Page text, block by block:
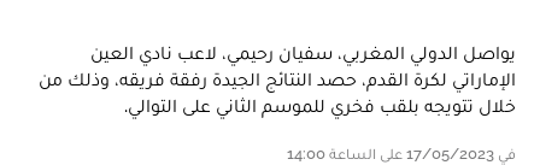
يواصل الدولي المغربي، سفيان رحيمي، لاعب نادي العين
الإماراتي لكرة القدم، حصد النتائج الجيدة رفقة فريقه، وذلك من
خلال تتويجه بلقب فخري للموسم الثاني على التوالي.
في 17/05/2023 على الساعة 14:00